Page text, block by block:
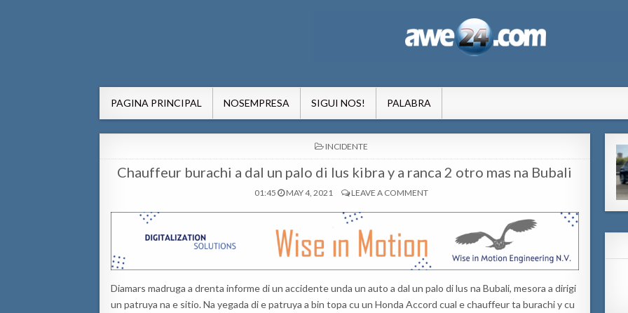
PAGINA PRINCIPAL NOSEMPRESA SIGUI NOS! PALABRA
POSTED
IN
INCIDENTE
Chauffeur burachi a dal un palo di lus kibra y a ranca 2 otro mas na Bubali
01:45 MAY 4, 2021 LEAVE A COMMENT
Diamars madruga a drenta informe di un accidente unda un auto a dal un palo di lus na Bubali, mesora a dirigi
un patruya na e sitio. Na yegada di e patruya a bin topa cu un Honda Accord cual e chauffeur ta burachi y cu